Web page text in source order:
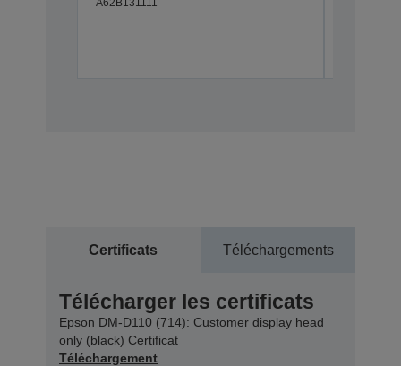
A62B131111
Certificats Téléchargements
Télécharger les certificats
Epson DM-D110 (714): Customer display head
only (black) Certificat
Téléchargement